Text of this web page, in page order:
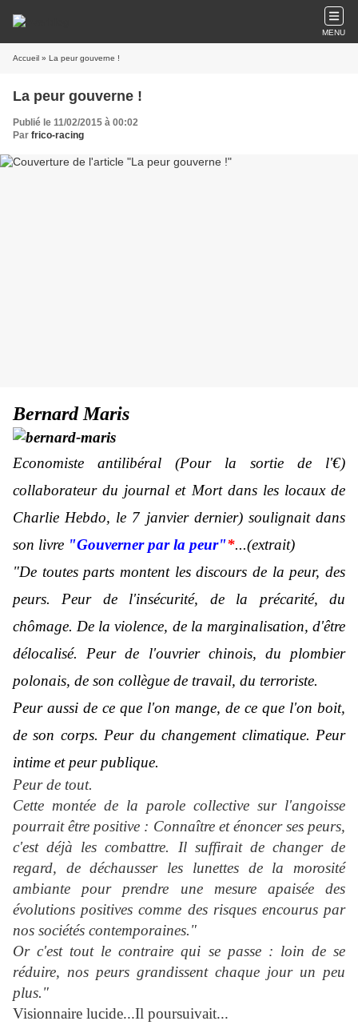
MENU
Accueil » La peur gouverne !
La peur gouverne !
Publié le 11/02/2015 à 00:02
Par frico-racing
Bernard Maris
Economiste antilibéral (Pour la sortie de l'€)
collaborateur du journal et Mort dans les locaux de
Charlie Hebdo, le 7 janvier dernier) soulignait dans
son livre "Gouverner par la peur"*...(extrait)
"De toutes parts montent les discours de la peur, des
peurs. Peur de l'insécurité, de la précarité, du
chômage. De la violence, de la marginalisation, d'être
délocalisé. Peur de l'ouvrier chinois, du plombier
polonais, de son collègue de travail, du terroriste.
Peur aussi de ce que l'on mange, de ce que l'on boit,
de son corps. Peur du changement climatique. Peur
intime et peur publique.
Peur de tout.
Cette montée de la parole collective sur l'angoisse
pourrait être positive : Connaître et énoncer ses peurs,
c'est déjà les combattre. Il suffirait de changer de
regard, de déchausser les lunettes de la morosité
ambiante pour prendre une mesure apaisée des
évolutions positives comme des risques encourus par
nos sociétés contemporaines."
Or c'est tout le contraire qui se passe : loin de se
réduire, nos peurs grandissent chaque jour un peu
plus."
Visionnaire lucide...Il poursuivait...